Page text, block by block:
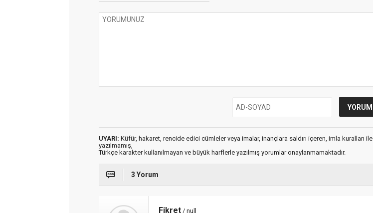
UYARI: Küfür, hakaret, rencide edici cümleler veya imalar, inançlara saldırı içeren, imla kuralları ile
yazılmamış,
Türkçe karakter kullanılmayan ve büyük harflerle yazılmış yorumlar onaylanmamaktadır.
3 Yorum
Fikret / null